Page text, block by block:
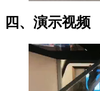
四、演示视频